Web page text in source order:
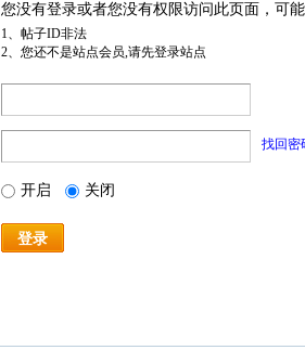
您没有登录或者您没有权限访问此页面，可
1、帖子ID非法
2、您还不是站点会员,请先登录站点
找回密
开启 关闭
登录